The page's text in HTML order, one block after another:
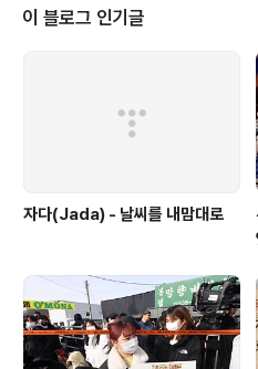
7년 2008건, 2018년 2447건, 2019년
0년 2947건 등 해마다 증가하고 있다. 무연
대부분 가족과 관계가 단절돼 고립된 삶을
이 때문에 연고자가 있는데도 시신 인수를
건수가 지난해 2091건이나 됐다. 하지만
관한 법률’(장사법..
이 블로그 인기글
자다(Jada) - 날씨를 내맘대로